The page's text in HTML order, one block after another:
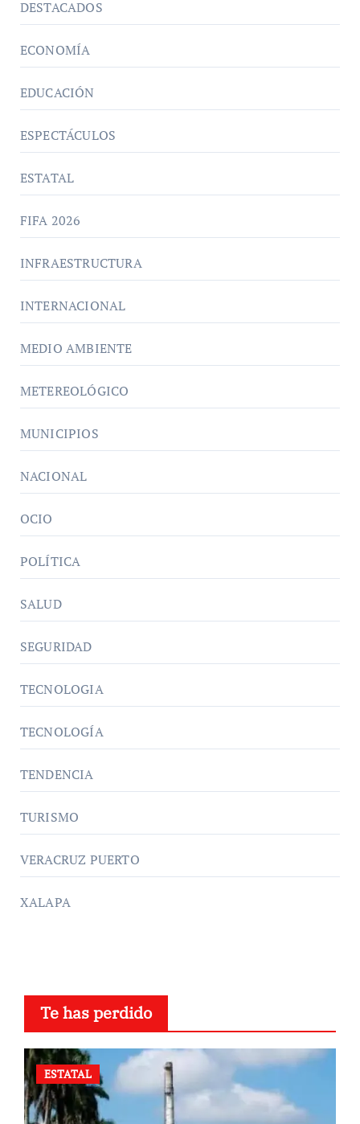
DESTACADOS
ECONOMÍA
EDUCACIÓN
ESPECTÁCULOS
ESTATAL
FIFA 2026
INFRAESTRUCTURA
INTERNACIONAL
MEDIO AMBIENTE
METEREOLÓGICO
MUNICIPIOS
NACIONAL
OCIO
POLÍTICA
SALUD
SEGURIDAD
TECNOLOGIA
TECNOLOGÍA
TENDENCIA
TURISMO
VERACRUZ PUERTO
XALAPA
Te has perdido
ESTATAL